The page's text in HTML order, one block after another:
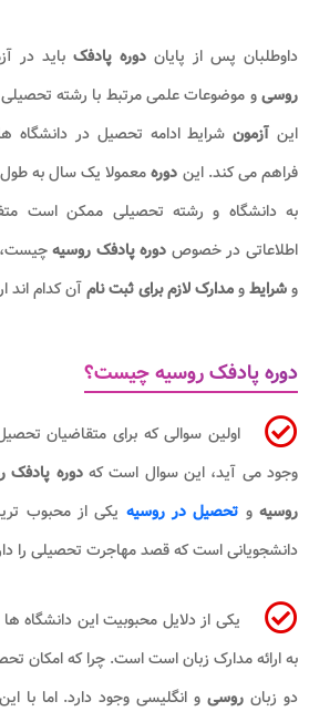
داوطلبان پس از پایان دوره پادفک باید در
روسیو موضوعات علمی مرتبط با رشته
این آزمونشرایط ادامه تحصیل در دانشگاه
فراهم می کند. این دورهمعمولا یک سال به طول
به دانشگاه و رشته تحصیلی ممکن است
اطلاعاتی در خصوص دوره پادفک روسیهچیست،
وشرایطومدارک لازم برای ثبت نامآن کدام اند
دوره پادفک روسیه چیست؟
اولین سوالی که برای متقاضیان
وجود می آید، این سوال است که دوره
روسیهو تحصیل در روسیه یکی از محبوب
دانشجویانی است که قصد مهاجرت تحصیلی را
یکی از دلایل محبوبیت این دانشگاه
به ارائه مدارک زبان است است. چرا که امکان
دو زبان روسی و انگلیسی وجود دارد. اما با